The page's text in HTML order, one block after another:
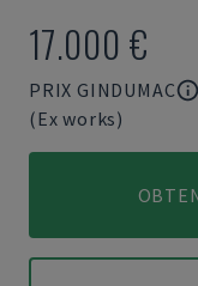
17.000 €
PRIX GINDUMAC
(Ex works)